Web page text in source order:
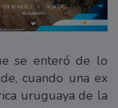
se enteró de lo
cuando una ex
uruguaya de la